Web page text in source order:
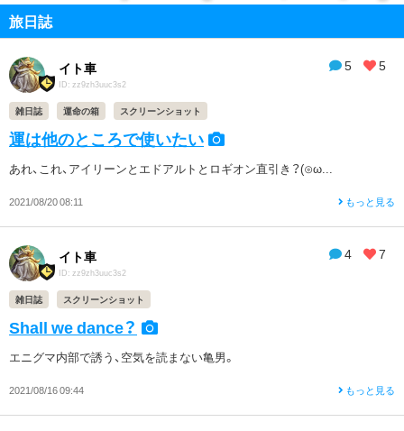
旅日誌
5 5
イト車
ID: zz9zh3uuc3s2
雑日誌 運命の箱 スクリーンショット
運は他のところで使いたい
あれ、これ、アイリーンとエドアルトとロギオン直引き？(⊙ω...
2021/08/20 08:11 もっと見る
4 7
イト車
ID: zz9zh3uuc3s2
雑日誌 スクリーンショット
Shall we dance？
エニグマ内部で誘う、空気を読まない亀男。
2021/08/16 09:44 もっと見る